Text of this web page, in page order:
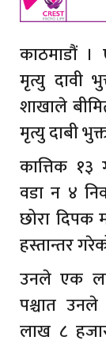
काठमाडौं
मृत्यु दावी
शाखाले
मृत्यु दाबी
कात्तिक १३
वडा न ४
छोरा दिपक
हस्तान्तर
उनले एक
पश्चात
लाख ८